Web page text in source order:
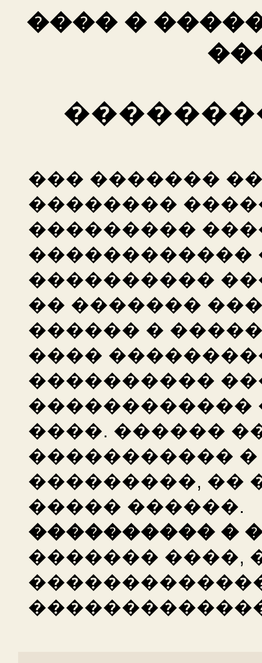
���� �
��� �������
��������
���������
������������
����������
�� �������
������ �
����
����������
������������
����. ������
����������� �
���������, ��
����� ������.
���������� �
������� ����,